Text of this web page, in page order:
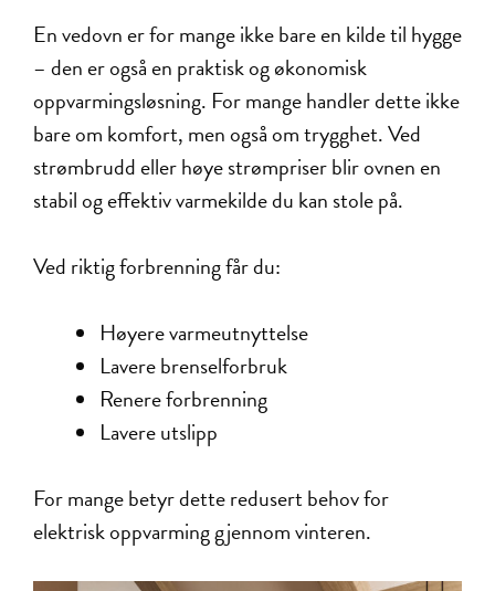
En vedovn er for mange ikke bare en kilde til hygge
– den er også en praktisk og økonomisk
oppvarmingsløsning. For mange handler dette ikke
bare om komfort, men også om trygghet. Ved
strømbrudd eller høye strømpriser blir ovnen en
stabil og effektiv varmekilde du kan stole på.
Ved riktig forbrenning får du:
Høyere varmeutnyttelse
Lavere brenselforbruk
Renere forbrenning
Lavere utslipp
For mange betyr dette redusert behov for
elektrisk oppvarming gjennom vinteren.